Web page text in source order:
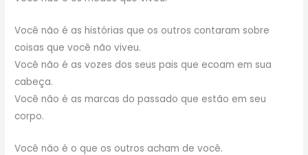
Você não é as histórias que os outros contaram sobre
coisas que você não viveu.
Você não é as vozes dos seus pais que ecoam em sua
cabeça.
Você não é as marcas do passado que estão em seu
corpo.
Você não é o que os outros acham de você.